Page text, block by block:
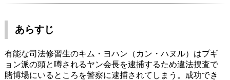
あらすじ
有能な司法修習生のキム・ヨハン（カン・ハヌル）はプギ
ョン派の頭と噂されるヤン会長を逮捕するため違法捜査で
賭博場にいるところを警察に逮捕されてしまう。成功でき